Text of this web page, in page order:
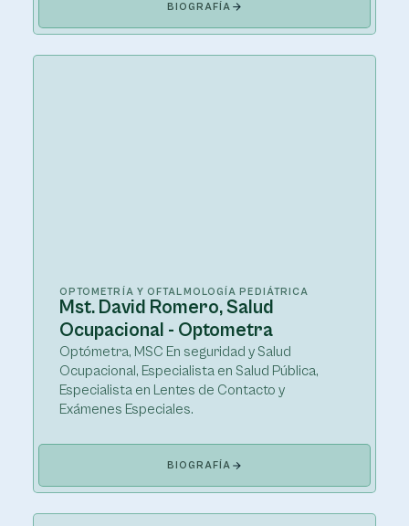
BIOGRAFÍA
OPTOMETRÍA Y OFTALMOLOGÍA PEDIÁTRICA
Mst. David Romero, Salud
Ocupacional - Optometra
Optómetra, MSC En seguridad y Salud
Ocupacional, Especialista en Salud Pública,
Especialista en Lentes de Contacto y
Exámenes Especiales.
BIOGRAFÍA